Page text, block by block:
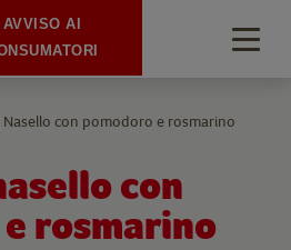
con
rosmarino
Nasello con pomodoro e rosmarino
AVVISO AI